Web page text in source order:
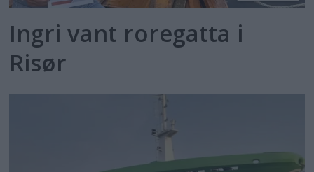
Ingri vant roregatta i
Risør